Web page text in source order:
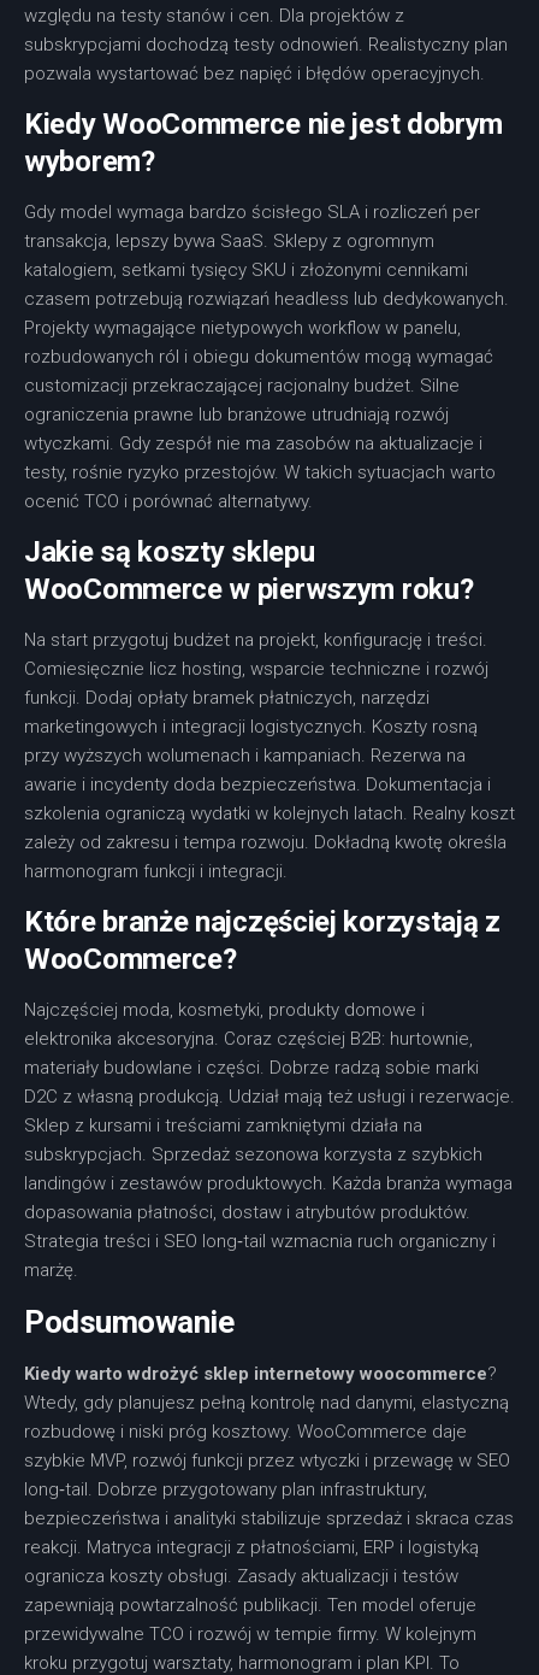
względu na testy stanów i cen. Dla projektów z
subskrypcjami dochodzą testy odnowień. Realistyczny plan
pozwala wystartować bez napięć i błędów operacyjnych.
Kiedy WooCommerce nie jest dobrym
wyborem?
Gdy model wymaga bardzo ścisłego SLA i rozliczeń per
transakcja, lepszy bywa SaaS. Sklepy z ogromnym
katalogiem, setkami tysięcy SKU i złożonymi cennikami
czasem potrzebują rozwiązań headless lub dedykowanych.
Projekty wymagające nietypowych workflow w panelu,
rozbudowanych ról i obiegu dokumentów mogą wymagać
customizacji przekraczającej racjonalny budżet. Silne
ograniczenia prawne lub branżowe utrudniają rozwój
wtyczkami. Gdy zespół nie ma zasobów na aktualizacje i
testy, rośnie ryzyko przestojów. W takich sytuacjach warto
ocenić TCO i porównać alternatywy.
Jakie są koszty sklepu
WooCommerce w pierwszym roku?
Na start przygotuj budżet na projekt, konfigurację i treści.
Comiesięcznie licz hosting, wsparcie techniczne i rozwój
funkcji. Dodaj opłaty bramek płatniczych, narzędzi
marketingowych i integracji logistycznych. Koszty rosną
przy wyższych wolumenach i kampaniach. Rezerwa na
awarie i incydenty doda bezpieczeństwa. Dokumentacja i
szkolenia ograniczą wydatki w kolejnych latach. Realny koszt
zależy od zakresu i tempa rozwoju. Dokładną kwotę określa
harmonogram funkcji i integracji.
Które branże najczęściej korzystają z
WooCommerce?
Najczęściej moda, kosmetyki, produkty domowe i
elektronika akcesoryjna. Coraz częściej B2B: hurtownie,
materiały budowlane i części. Dobrze radzą sobie marki
D2C z własną produkcją. Udział mają też usługi i rezerwacje.
Sklep z kursami i treściami zamkniętymi działa na
subskrypcjach. Sprzedaż sezonowa korzysta z szybkich
landingów i zestawów produktowych. Każda branża wymaga
dopasowania płatności, dostaw i atrybutów produktów.
Strategia treści i SEO long‑tail wzmacnia ruch organiczny i
marżę.
Podsumowanie
Kiedy warto wdrożyć sklep internetowy woocommerce?
Wtedy, gdy planujesz pełną kontrolę nad danymi, elastyczną
rozbudowę i niski próg kosztowy. WooCommerce daje
szybkie MVP, rozwój funkcji przez wtyczki i przewagę w SEO
long‑tail. Dobrze przygotowany plan infrastruktury,
bezpieczeństwa i analityki stabilizuje sprzedaż i skraca czas
reakcji. Matryca integracji z płatnościami, ERP i logistyką
ogranicza koszty obsługi. Zasady aktualizacji i testów
zapewniają powtarzalność publikacji. Ten model oferuje
przewidywalne TCO i rozwój w tempie firmy. W kolejnym
kroku przygotuj warsztaty, harmonogram i plan KPI. To